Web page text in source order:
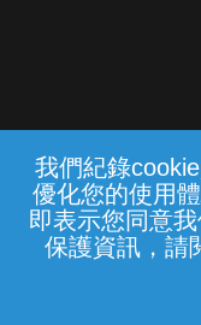
我們紀錄
優化您的使用
即表示您同意
保護資訊，請
常見問題 線上
中華電信
(統一